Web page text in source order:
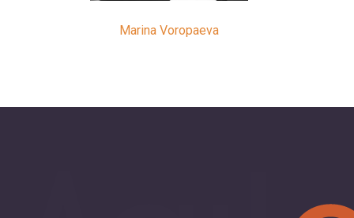
Marina Voropaeva